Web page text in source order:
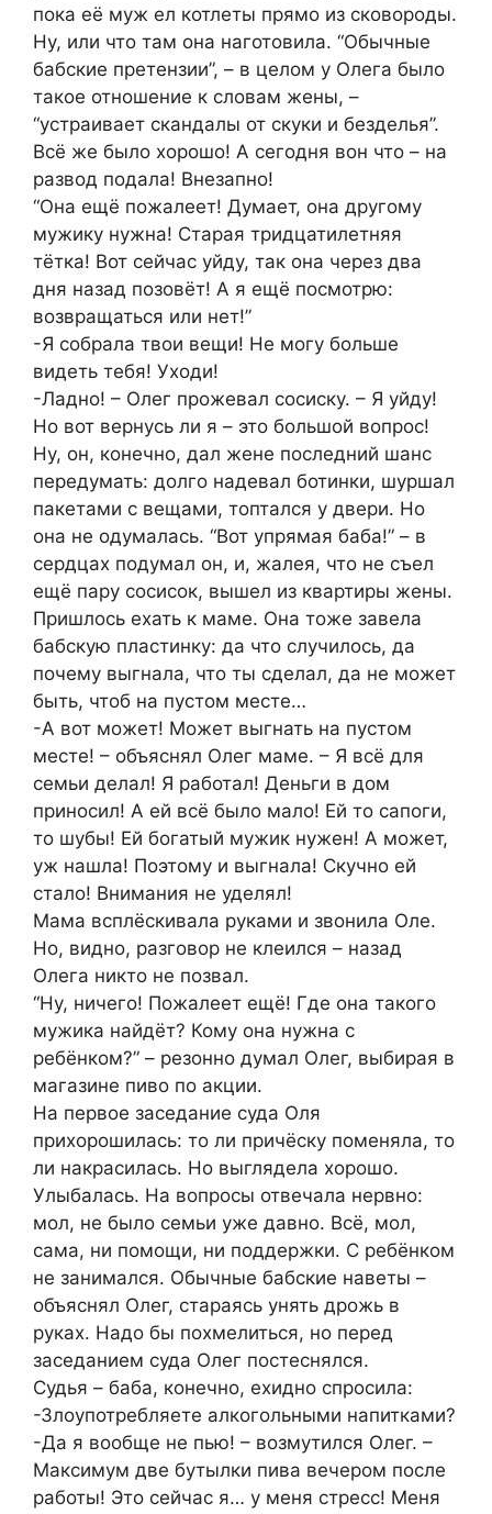
пока её муж ел котлеты прямо из сковороды.
Ну, или что там она наготовила. “Обычные
бабские претензии”, – в целом у Олега было
такое отношение к словам жены, –
“устраивает скандалы от скуки и безделья”.
Всё же было хорошо! А сегодня вон что – на
развод подала! Внезапно!
“Она ещё пожалеет! Думает, она другому
мужику нужна! Старая тридцатилетняя
тётка! Вот сейчас уйду, так она через два
дня назад позовёт! А я ещё посмотрю:
возвращаться или нет!”
-Я собрала твои вещи! Не могу больше
видеть тебя! Уходи!
-Ладно! – Олег прожевал сосиску. – Я уйду!
Но вот вернусь ли я – это большой вопрос!
Ну, он, конечно, дал жене последний шанс
передумать: долго надевал ботинки, шуршал
пакетами с вещами, топтался у двери. Но
она не одумалась. “Вот упрямая баба!” – в
сердцах подумал он, и, жалея, что не съел
ещё пару сосисок, вышел из квартиры жены.
Пришлось ехать к маме. Она тоже завела
бабскую пластинку: да что случилось, да
почему выгнала, что ты сделал, да не может
быть, чтоб на пустом месте…
-А вот может! Может выгнать на пустом
месте! – объяснял Олег маме. – Я всё для
семьи делал! Я работал! Деньги в дом
приносил! А ей всё было мало! Ей то сапоги,
то шубы! Ей богатый мужик нужен! А может,
уж нашла! Поэтому и выгнала! Скучно ей
стало! Внимания не уделял!
Мама всплёскивала руками и звонила Оле.
Но, видно, разговор не клеился – назад
Олега никто не позвал.
“Ну, ничего! Пожалеет ещё! Где она такого
мужика найдёт? Кому она нужна с
ребёнком?” – резонно думал Олег, выбирая в
магазине пиво по акции.
На первое заседание суда Оля
прихорошилась: то ли причёску поменяла, то
ли накрасилась. Но выглядела хорошо.
Улыбалась. На вопросы отвечала нервно:
мол, не было семьи уже давно. Всё, мол,
сама, ни помощи, ни поддержки. С ребёнком
не занимался. Обычные бабские наветы –
объяснял Олег, стараясь унять дрожь в
руках. Надо бы похмелиться, но перед
заседанием суда Олег постеснялся.
Судья – баба, конечно, ехидно спросила:
-Злоупотребляете алкогольными напитками?
-Да я вообще не пью! – возмутился Олег. –
Максимум две бутылки пива вечером после
работы! Это сейчас я… у меня стресс! Меня